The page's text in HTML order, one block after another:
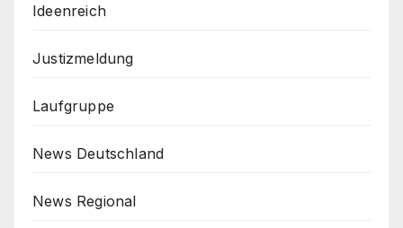
Ideenreich
Justizmeldung
Laufgruppe
News Deutschland
News Regional